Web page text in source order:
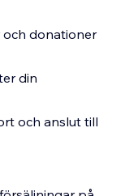
och donationer
din
och anslut till